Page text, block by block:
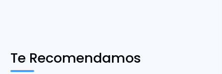
Te Recomendamos